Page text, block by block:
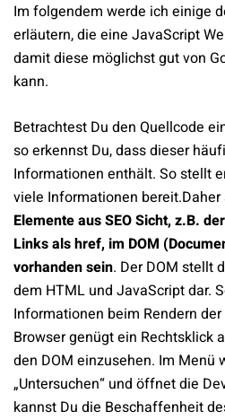
Im folgendem werde ich einige
erläutern, die eine JavaScript
damit diese möglichst gut von
kann.
Betrachtest Du den Quellcode
so erkennst Du, dass dieser
Informationen enthält. So stellt
viele Informationen
Elemente aus SEO Sicht, z.B.
Links als href, im DOM
vorhanden sein. Der DOM stellt
dem HTML und JavaScript dar.
Informationen beim Rendern
Browser genügt ein Rechtsklick
den DOM einzusehen. Im Menü
„Untersuchen“ und öffnet die
kannst Du die Beschaffenheit